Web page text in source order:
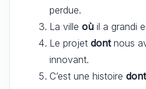
perdue.
La ville où il a grandi
Le projet dontnous
innovant.
C’est une histoire dont